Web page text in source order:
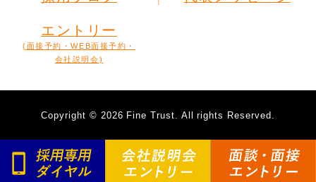
エントリー
(面接予約・WEB面接予約・
会社説明会)
Copyright © 2026 Fine Trust. All rights Reserved.